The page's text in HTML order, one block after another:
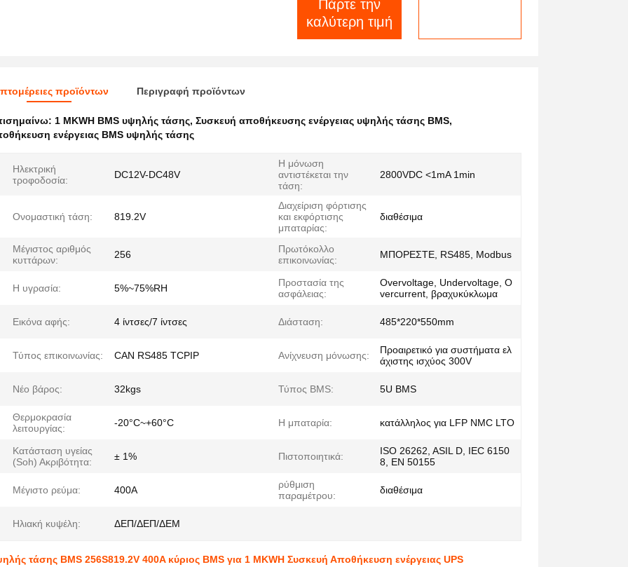
Πάρτε την
καλύτερη τιμή
προϊόντων Περιγραφή προϊόντων
1 MKWH BMS υψηλής τάσης, Συσκευή αποθήκευσης ενέργειας υψηλής τάσης BMS,
ενέργειας BMS υψηλής τάσης
Ηλεκτρική
τροφοδοσία:
DC12V-DC48V
Η μόνωση
αντιστέκεται την
τάση:
2800VDC <1mA 1min
Ονομαστική τάση: 819.2V
Διαχείριση φόρτισης
και εκφόρτισης
μπαταρίας:
διαθέσιμα
Μέγιστος αριθμός
κυττάρων:
256
Πρωτόκολλο
επικοινωνίας:
ΜΠΟΡΕΣΤΕ, RS485, Modbus
Η υγρασία: 5%~75%RH
Προστασία της
ασφάλειας:
Overvoltage, Undervoltage, O
vercurrent, βραχυκύκλωμα
Εικόνα αφής: 4 ίντσες/7 ίντσες Διάσταση: 485*220*550mm
Τύπος επικοινωνίας: CAN RS485 TCPIP Ανίχνευση μόνωσης:
Προαιρετικό για συστήματα ελ
άχιστης ισχύος 300V
Νέο βάρος: 32kgs Τύπος BMS: 5U BMS
Θερμοκρασία
λειτουργίας:
-20°C~+60°C Η μπαταρία: κατάλληλος για LFP NMC LTO
Κατάσταση υγείας
(Soh) Ακριβότητα:
± 1% Πιστοποιητικά:
ISO 26262, ASIL D, IEC 6150
8, EN 50155
Μέγιστο ρεύμα: 400A
ρύθμιση
παραμέτρου:
διαθέσιμα
Ηλιακή κυψέλη: ΔΕΠ/ΔΕΠ/ΔΕΜ
τάσης BMS 256S819.2V 400A κύριος BMS για 1 MKWH Συσκευή Αποθήκευση ενέργειας UPS